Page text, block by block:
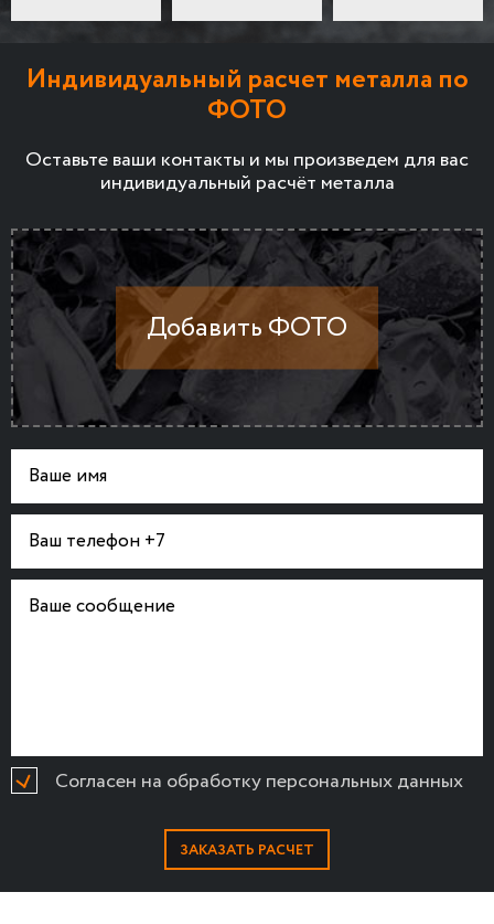
Индивидуальный расчет металла по
ФОТО
Оставьте ваши контакты и мы произведем для вас
индивидуальный расчёт металла
Согласен на обработку персональных данных